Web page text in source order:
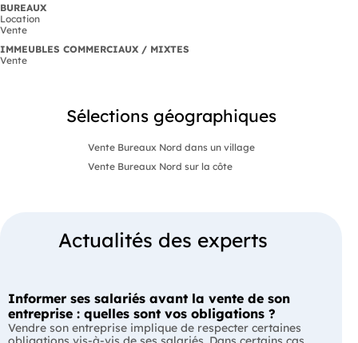
BUREAUX
Location
Vente
IMMEUBLES COMMERCIAUX / MIXTES
Vente
Sélections géographiques
Vente Bureaux Nord dans un village
Vente Bureaux Nord sur la côte
Actualités des experts
Informer ses salariés avant la vente de son
entreprise : quelles sont vos obligations ?
Vendre son entreprise implique de respecter certaines